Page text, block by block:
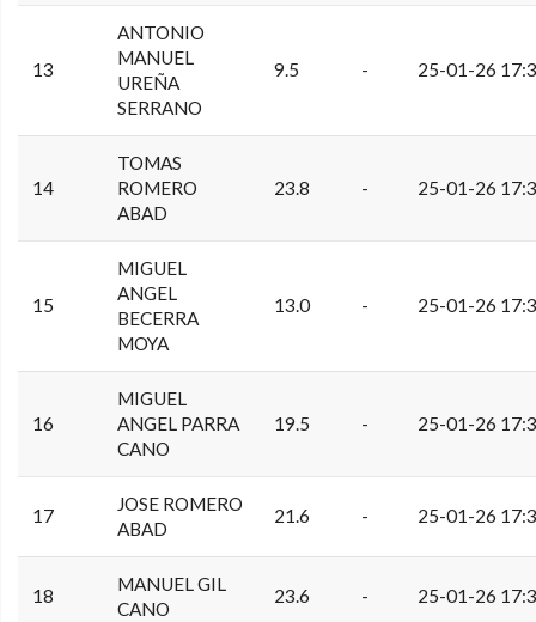
13
ANTONIO
MANUEL
UREÑA
SERRANO
9.5 - 25-01-26
14
TOMAS
ROMERO
ABAD
23.8 - 25-01-26
15
MIGUEL
ANGEL
BECERRA
MOYA
13.0 - 25-01-26
16
MIGUEL
ANGEL PARRA
CANO
19.5 - 25-01-26
17
JOSE ROMERO
ABAD
21.6 - 25-01-26
18
MANUEL GIL
CANO
23.6 - 25-01-26